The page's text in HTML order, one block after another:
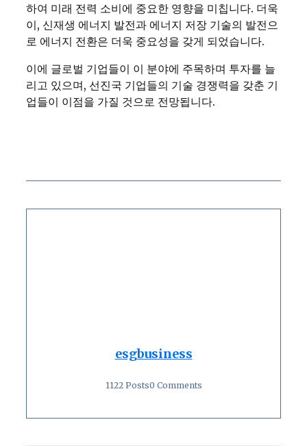
하여 미래 전력 소비에 중요한 영향을 미칩니다. 더욱
이, 신재생 에너지 발전과 에너지 저장 기술의 발전으
로 에너지 전환은 더욱 중요성을 갖게 되었습니다.
이에 글로벌 기업들이 이 분야에 주목하며 투자를 늘
리고 있으며, 선진국 기업들의 기술 경쟁력을 갖춘 기
업들이 이점을 가질 것으로 전망됩니다.
esgbusiness
1122 Posts0 Comments